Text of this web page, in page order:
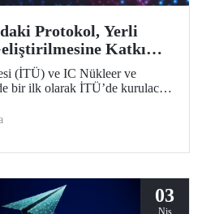
Protokol, Yerli
Katkı
(İTÜ) ve IC Nükleer ve
bir ilk olarak İTÜ’de kurulacak
protokolü hayata geçirdi.
03
Nis